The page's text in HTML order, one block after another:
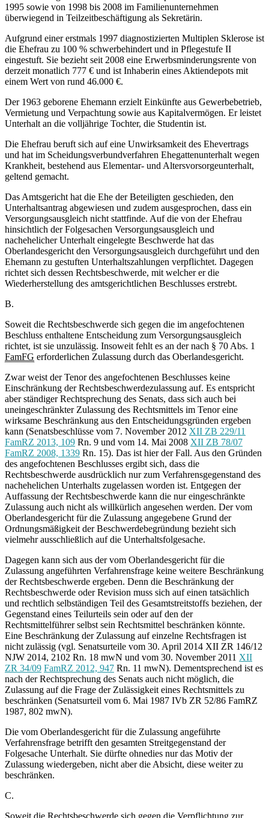
1995 sowie von 1998 bis 2008 im Familienunternehmen
überwiegend in Teilzeitbeschäftigung als Sekretärin.
Aufgrund einer erstmals 1997 diagnostizierten Multiplen Sklerose ist
die Ehefrau zu 100 % schwerbehindert und in Pflegestufe II
eingestuft. Sie bezieht seit 2008 eine Erwerbsminderungsrente von
derzeit monatlich 777 € und ist Inhaberin eines Aktiendepots mit
einem Wert von rund 46.000 €.
Der 1963 geborene Ehemann erzielt Einkünfte aus Gewerbebetrieb,
Vermietung und Verpachtung sowie aus Kapitalvermögen. Er leistet
Unterhalt an die volljährige Tochter, die Studentin ist.
Die Ehefrau beruft sich auf eine Unwirksamkeit des Ehevertrags
und hat im Scheidungsverbundverfahren Ehegattenunterhalt wegen
Krankheit, bestehend aus Elementar- und Altersvorsorgeunterhalt,
geltend gemacht.
Das Amtsgericht hat die Ehe der Beteiligten geschieden, den
Unterhaltsantrag abgewiesen und zudem ausgesprochen, dass ein
Versorgungsausgleich nicht stattfinde. Auf die von der Ehefrau
hinsichtlich der Folgesachen Versorgungsausgleich und
nachehelicher Unterhalt eingelegte Beschwerde hat das
Oberlandesgericht den Versorgungsausgleich durchgeführt und den
Ehemann zu gestuften Unterhaltszahlungen verpflichtet. Dagegen
richtet sich dessen Rechtsbeschwerde, mit welcher er die
Wiederherstellung des amtsgerichtlichen Beschlusses erstrebt.
B.
Soweit die Rechtsbeschwerde sich gegen die im angefochtenen
Beschluss enthaltene Entscheidung zum Versorgungsausgleich
richtet, ist sie unzulässig. Insoweit fehlt es an der nach § 70 Abs. 1
FamFG erforderlichen Zulassung durch das Oberlandesgericht.
Zwar weist der Tenor des angefochtenen Beschlusses keine
Einschränkung der Rechtsbeschwerdezulassung auf. Es entspricht
aber ständiger Rechtsprechung des Senats, dass sich auch bei
uneingeschränkter Zulassung des Rechtsmittels im Tenor eine
wirksame Beschränkung aus den Entscheidungsgründen ergeben
kann (Senatsbeschlüsse vom 7. November 2012 XII ZB 229/11
FamRZ 2013, 109 Rn. 9 und vom 14. Mai 2008 XII ZB 78/07
FamRZ 2008, 1339 Rn. 15). Das ist hier der Fall. Aus den Gründen
des angefochtenen Beschlusses ergibt sich, dass die
Rechtsbeschwerde ausdrücklich nur zum Verfahrensgegenstand des
nachehelichen Unterhalts zugelassen worden ist. Entgegen der
Auffassung der Rechtsbeschwerde kann die nur eingeschränkte
Zulassung auch nicht als willkürlich angesehen werden. Der vom
Oberlandesgericht für die Zulassung angegebene Grund der
Ordnungsmäßigkeit der Beschwerdebegründung bezieht sich
vielmehr ausschließlich auf die Unterhaltsfolgesache.
Dagegen kann sich aus der vom Oberlandesgericht für die
Zulassung angeführten Verfahrensfrage keine weitere Beschränkung
der Rechtsbeschwerde ergeben. Denn die Beschränkung der
Rechtsbeschwerde oder Revision muss sich auf einen tatsächlich
und rechtlich selbständigen Teil des Gesamtstreitstoffs beziehen, der
Gegenstand eines Teilurteils sein oder auf den der
Rechtsmittelführer selbst sein Rechtsmittel beschränken könnte.
Eine Beschränkung der Zulassung auf einzelne Rechtsfragen ist
nicht zulässig (vgl. Senatsurteile vom 30. April 2014 XII ZR 146/12
NJW 2014, 2102 Rn. 18 mwN und vom 30. November 2011 XII
ZR 34/09 FamRZ 2012, 947 Rn. 11 mwN). Dementsprechend ist es
nach der Rechtsprechung des Senats auch nicht möglich, die
Zulassung auf die Frage der Zulässigkeit eines Rechtsmittels zu
beschränken (Senatsurteil vom 6. Mai 1987 IVb ZR 52/86 FamRZ
1987, 802 mwN).
Die vom Oberlandesgericht für die Zulassung angeführte
Verfahrensfrage betrifft den gesamten Streitgegenstand der
Folgesache Unterhalt. Sie dürfte ohnedies nur das Motiv der
Zulassung wiedergeben, nicht aber die Absicht, diese weiter zu
beschränken.
C.